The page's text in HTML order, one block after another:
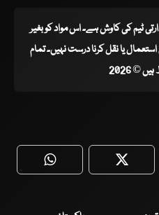
ٹیم کی کاوش ہے۔ اس مواد کو بغیر
یا نقل کرنا درست نہیں۔ تمام
© 2026
WhatsApp